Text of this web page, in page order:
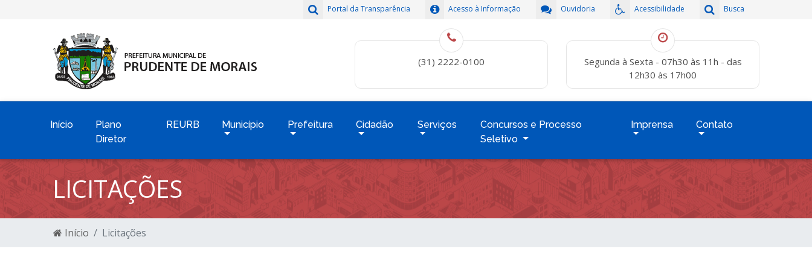
Busca
Acessibilidade
Ouvidoria
Acesso à Informação
Portal da Transparência
(31) 2222-0100
Segunda à Sexta - 07h30 às 11h - das
12h30 às 17h00
Início
Plano
Diretor
REURB Município Prefeitura Cidadão Serviços
Concursos e Processo
Seletivo
Imprensa Contato
LICITAÇÕES
Início Licitações